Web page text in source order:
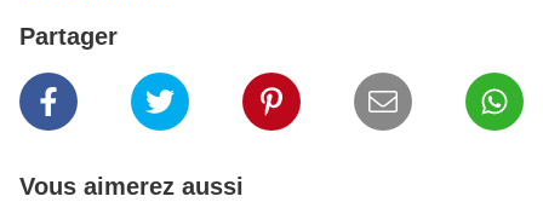
Partager
Vous aimerez aussi